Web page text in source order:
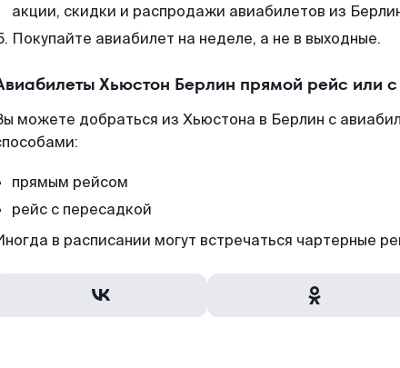
акции, скидки и распродажи авиабилетов из
Покупайте авиабилет на неделе, а не в выходные.
Хьюстон Берлин прямой рейс или
можете добраться из Хьюстона в Берлин с
прямым рейсом
рейс с пересадкой
в расписании могут встречаться чартерные